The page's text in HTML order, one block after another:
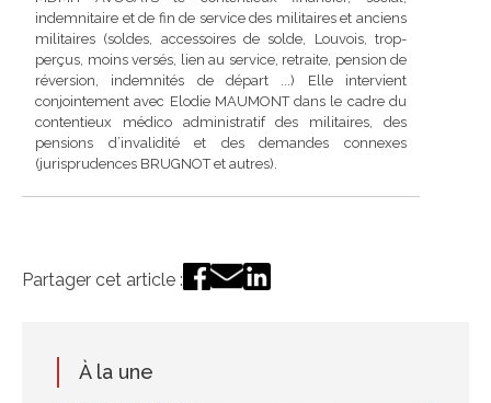
indemnitaire et de fin de service des militaires et anciens
militaires (soldes, accessoires de solde, Louvois, trop-
perçus, moins versés, lien au service, retraite, pension de
réversion, indemnités de départ ...) Elle intervient
conjointement avec Elodie MAUMONT dans le cadre du
contentieux médico administratif des militaires, des
pensions d’invalidité et des demandes connexes
(jurisprudences BRUGNOT et autres).
Partager cet article :
À la une